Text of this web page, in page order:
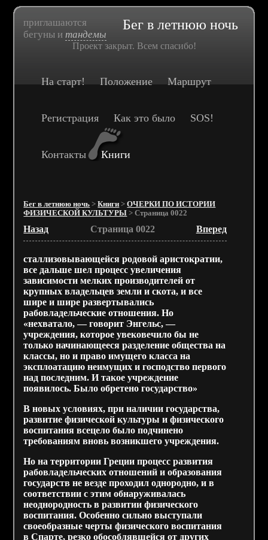
приглашаются
бегуны итандемы
Бег в летнюю ночь
Проект закрыт. Всем спасибо!
На старт! Положение Маршрут
Регистрация Как это было SOS!
Контакты Книги
Бег в летнюю ночь >Книги >ОЧЕРКИ ПО ИСТОРИИ
ФИЗИЧЕСКОЙ КУЛЬТУРЫ > Страница 0022
Назад Страница 0022 Вперед
сталлизовывающейся родовой аристократии,
все дальше шел процесс увеличения
зависимости мелких производителей от
крупных владельцев земли и скота, и все
шире и шире развертывались
рабовладельческие отношения. Но
«нехватало, — говорит Энгельс, —
учреждения, которое увековечило бы не
только начинающееся разделение общества на
классы, но и право имущего класса на
эксплоатацию неимущих и господство первого
над последним. И такое учреждение
появилось. Было обретено государство»
В новых условиях, при наличии государства,
развитие физической культуры и физического
воспитания всецело было подчинено
требованиям вновь возникшего учреждения.
Но на территории Греции процесс развития
рабовладельческих отношений и образования
государств не везде проходил однородно, и в
соответствии с этим обнаруживалась
неоднородность в развитии физического
воспитания. Особенно сильно выступали
своеобразные черты физического воспитания
в Спарте, резко обособлявшейся от других